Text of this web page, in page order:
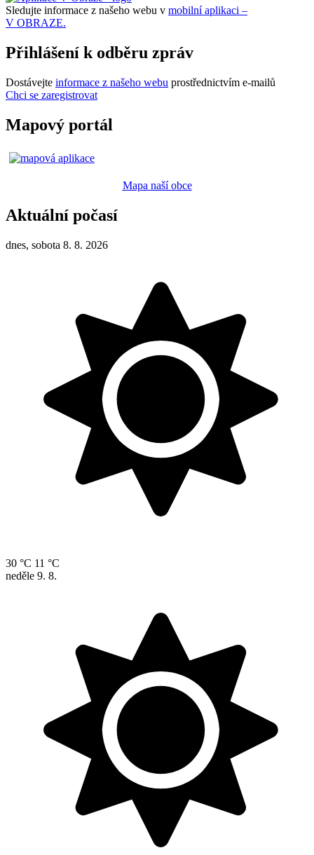
Sledujte informace z našeho webu v mobilní aplikaci –
V OBRAZE.
Přihlášení k odběru zpráv
Dostávejte informace z našeho webu prostřednictvím e-mailů
Chci se zaregistrovat
Mapový portál
Mapa naší obce
Aktuální počasí
dnes, sobota 8. 8. 2026
30 °C 11 °C
neděle 9. 8.